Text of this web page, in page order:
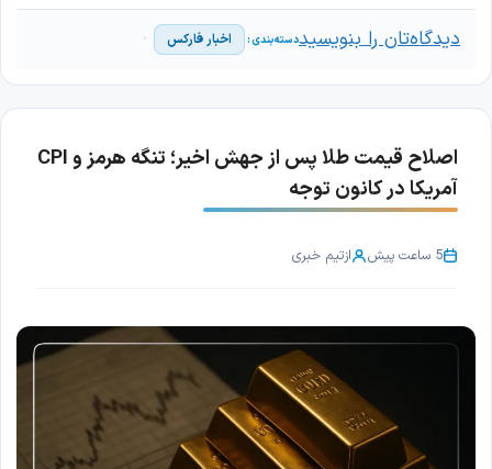
اخبار فارکس دیدگاه‌تان را بنویسید
اصلاح قیمت طلا پس از جهش اخیر؛ تنگه هرمز و CPI
آمریکا در کانون توجه
5 ساعت پیش ازتیم خبری